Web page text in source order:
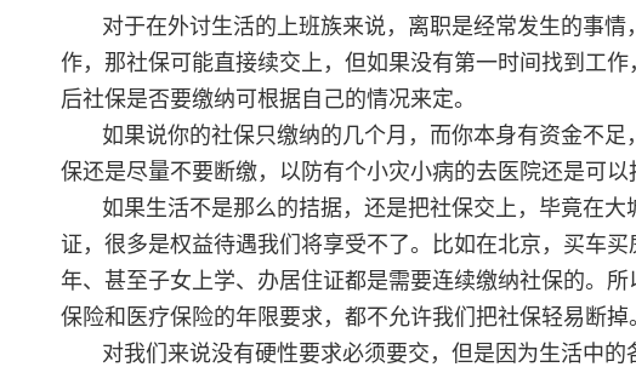
对于在外讨生活的上班族来说，离职是经常发生的事
作，那社保可能直接续交上，但如果没有第一时间找到工
后社保是否要缴纳可根据自己的情况来定。
如果说你的社保只缴纳的几个月，而你本身有资金不
保还是尽量不要断缴，以防有个小灾小病的去医院还是可以
如果生活不是那么的拮据，还是把社保交上，毕竟在
证，很多是权益待遇我们将享受不了。比如在北京，买车
年、甚至子女上学、办居住证都是需要连续缴纳社保的。
保险和医疗保险的年限要求，都不允许我们把社保轻易断掉
对我们来说没有硬性要求必须要交，但是因为生活中